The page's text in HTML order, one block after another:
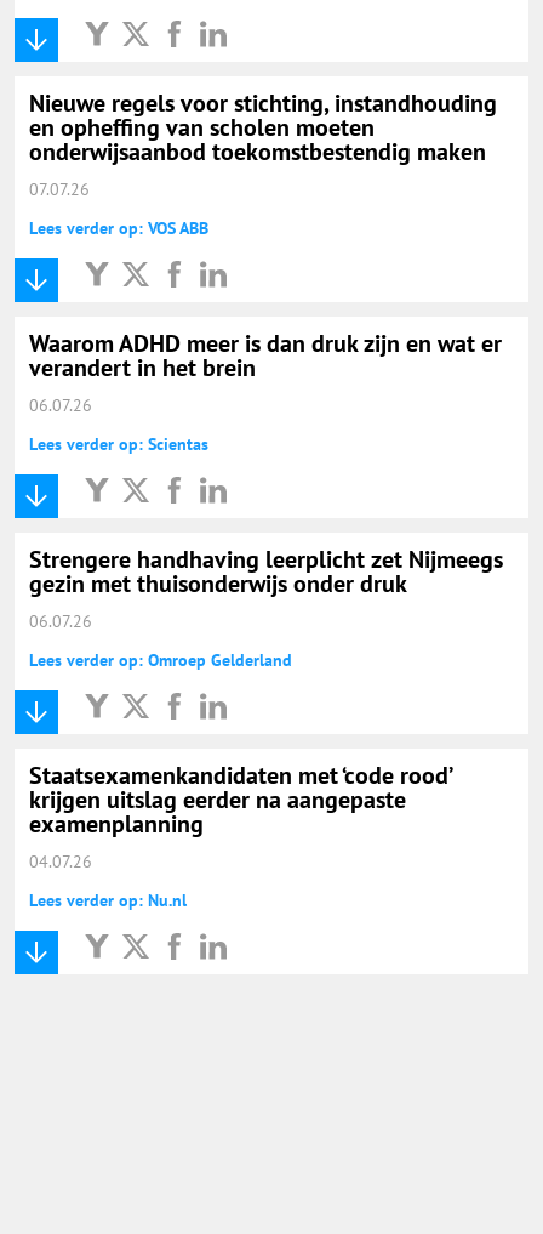
Nieuwe regels voor stichting, instandhouding
en opheffing van scholen moeten
onderwijsaanbod toekomstbestendig maken
07.07.26
Lees verder op: VOS ABB
Waarom ADHD meer is dan druk zijn en wat er
verandert in het brein
06.07.26
Lees verder op: Scientas
Strengere handhaving leerplicht zet Nijmeegs
gezin met thuisonderwijs onder druk
06.07.26
Lees verder op: Omroep Gelderland
Staatsexamenkandidaten met ‘code rood’
krijgen uitslag eerder na aangepaste
examenplanning
04.07.26
Lees verder op: Nu.nl